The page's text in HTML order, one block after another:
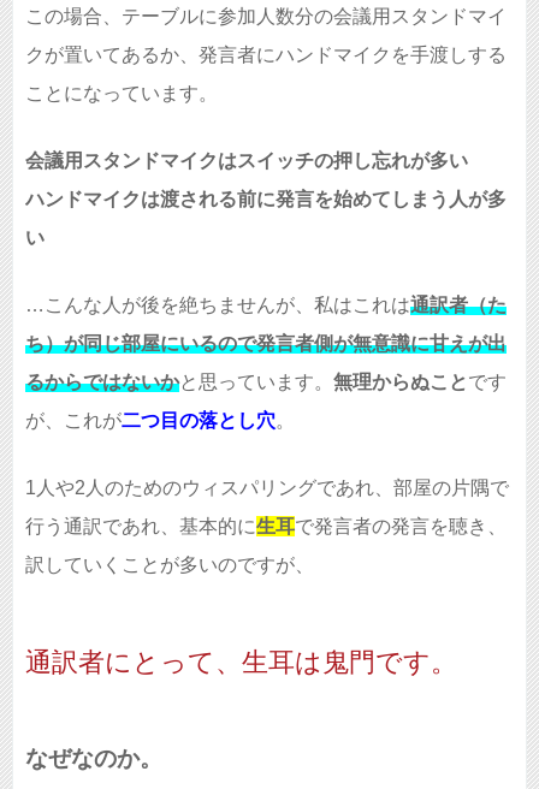
この場合、テーブルに参加人数分の会議用スタンドマイ
クが置いてあるか、発言者にハンドマイクを手渡しする
ことになっています。
会議用スタンドマイクはスイッチの押し忘れが多い
ハンドマイクは渡される前に発言を始めてしまう人が多
い
…こんな人が後を絶ちませんが、私はこれは通訳者（た
ち）が同じ部屋にいるので発言者側が無意識に甘えが出
るからではないかと思っています。 無理からぬことです
が、これが二つ目の落とし穴。
1人や2人のためのウィスパリングであれ、部屋の片隅で
行う通訳であれ、基本的に生耳で発言者の発言を聴き、
訳していくことが多いのですが、
通訳者にとって、生耳は鬼門です。
なぜなのか。